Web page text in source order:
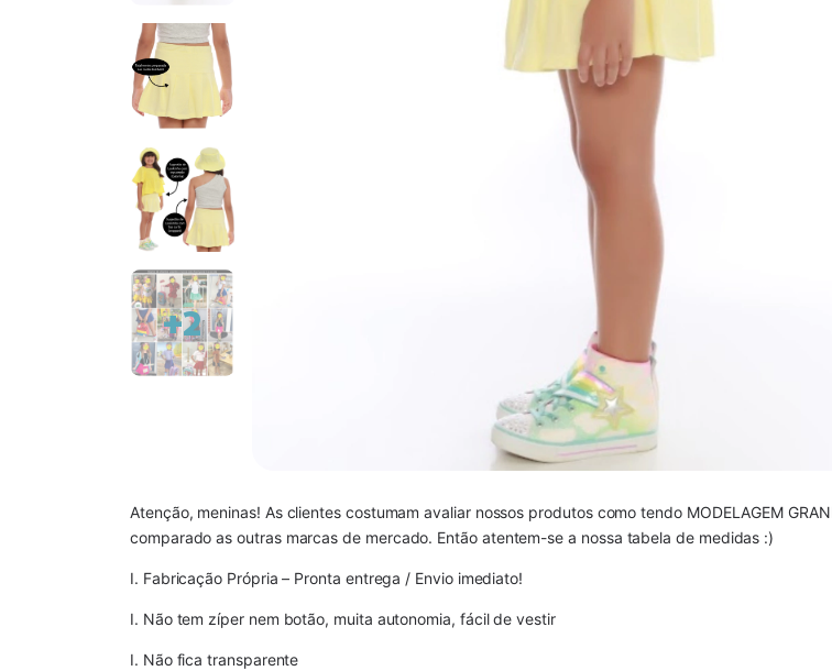
+2
Atenção, meninas! As clientes costumam avaliar nossos produtos como tendo MODELAGEM
comparado as outras marcas de mercado. Então atentem-se a nossa tabela de medidas :)
I. Fabricação Própria – Pronta entrega / Envio imediato!
I. Não tem zíper nem botão, muita autonomia, fácil de vestir
I. Não fica transparente